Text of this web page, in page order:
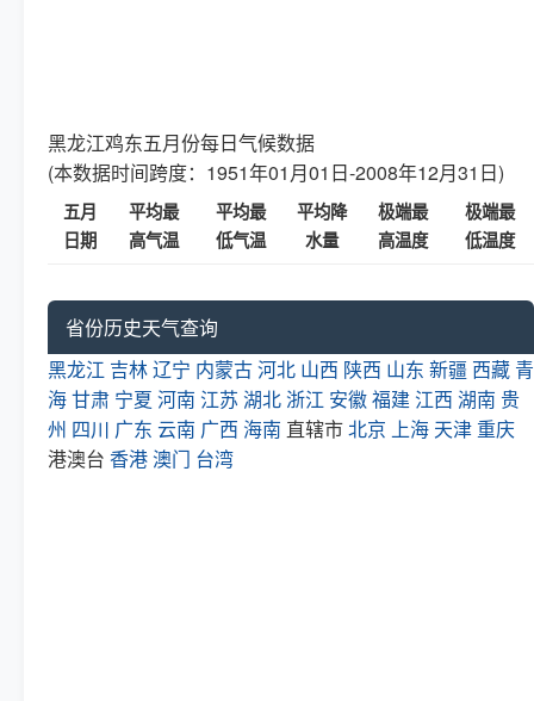
黑龙江鸡东五月份每日气候数据
(本数据时间跨度：1951年01月01日-2008年12月31日)
五月
日期
平均最
高气温
平均最
低气温
平均降
水量
极端最
高温度
极端最
低温度
省份历史天气查询
黑龙江 吉林辽宁 内蒙古河北 山西 陕西 山东 新疆 西藏 青
海甘肃 宁夏 河南 江苏 湖北 浙江 安徽福建 江西 湖南 贵
州 四川 广东 云南 广西 海南 直辖市北京 上海 天津 重庆
港澳台 香港澳门 台湾